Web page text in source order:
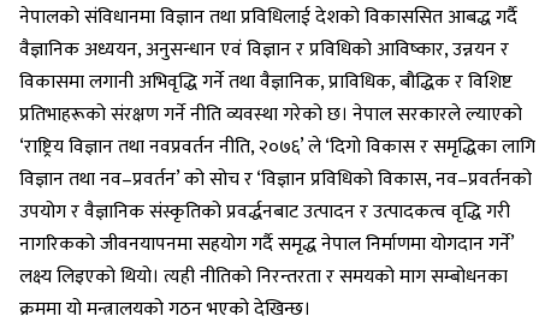
नेपालको संविधानमा विज्ञान तथा प्रविधिलाई देशको विकाससित आबद्ध गर्दै
वैज्ञानिक अध्ययन, अनुसन्धान एवं विज्ञान र प्रविधिको आविष्कार, उन्नयन र
विकासमा लगानी अभिवृद्धि गर्ने तथा वैज्ञानिक, प्राविधिक, बौद्धिक र विशिष्ट
प्रतिभाहरूको संरक्षण गर्ने नीति व्यवस्था गरेको छ। नेपाल सरकारले ल्याएको
‘राष्ट्रिय विज्ञान तथा नवप्रवर्तन नीति, २०७६’ ले ‘दिगो विकास र समृद्धिका लागि
विज्ञान तथा नव–प्रवर्तन’ को सोच र ‘विज्ञान प्रविधिको विकास, नव–प्रवर्तनको
उपयोग र वैज्ञानिक संस्कृतिको प्रवर्द्धनबाट उत्पादन र उत्पादकत्व वृद्धि गरी
नागरिकको जीवनयापनमा सहयोग गर्दै समृद्ध नेपाल निर्माणमा योगदान गर्ने’
लक्ष्य लिइएको थियो। त्यही नीतिको निरन्तरता र समयको माग सम्बोधनका
क्रममा यो मन्त्रालयको गठन भएको देखिन्छ।